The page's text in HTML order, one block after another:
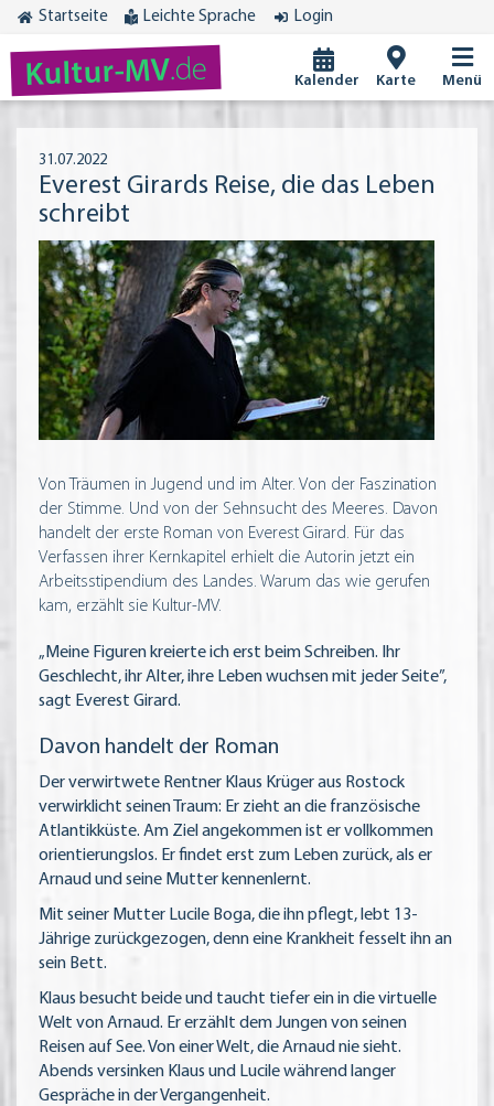
Startseite Leichte Sprache Login
Kultur-MV.de Kalender Karte Menü
31.07.2022
Everest Girards Reise, die das Leben
schreibt
Von Träumen in Jugend und im Alter. Von der Faszination
der Stimme. Und von der Sehnsucht des Meeres. Davon
handelt der erste Roman von Everest Girard. Für das
Verfassen ihrer Kernkapitel erhielt die Autorin jetzt ein
Arbeitsstipendium des Landes. Warum das wie gerufen
kam, erzählt sie Kultur-MV.
„Meine Figuren kreierte ich erst beim Schreiben. Ihr
Geschlecht, ihr Alter, ihre Leben wuchsen mit jeder Seite”,
sagt Everest Girard.
Davon handelt der Roman
Der verwirtwete Rentner Klaus Krüger aus Rostock
verwirklicht seinen Traum: Er zieht an die französische
Atlantikküste. Am Ziel angekommen ist er vollkommen
orientierungslos. Er findet erst zum Leben zurück, als er
Arnaud und seine Mutter kennenlernt.
Mit seiner Mutter Lucile Boga, die ihn pflegt, lebt 13-
Jährige zurückgezogen, denn eine Krankheit fesselt ihn an
sein Bett.
Klaus besucht beide und taucht tiefer ein in die virtuelle
Welt von Arnaud. Er erzählt dem Jungen von seinen
Reisen auf See. Von einer Welt, die Arnaud nie sieht.
Abends versinken Klaus und Lucile während langer
Gespräche in der Vergangenheit.